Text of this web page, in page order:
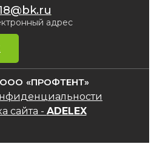
адрес
ООО «ПРОФТЕНТ»
сайта - ADELEX